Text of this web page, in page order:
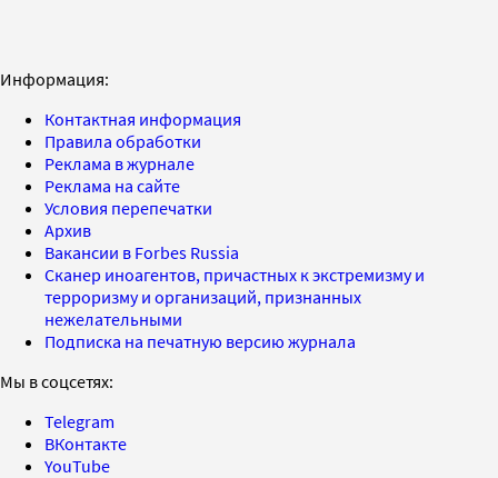
Информация:
Контактная информация
Правила обработки
Реклама в журнале
Реклама на сайте
Условия перепечатки
Архив
Вакансии в Forbes Russia
Сканер иноагентов, причастных к экстремизму и
терроризму и организаций, признанных
нежелательными
Подписка на печатную версию журнала
Мы в соцсетях:
Telegram
ВКонтакте
YouTube